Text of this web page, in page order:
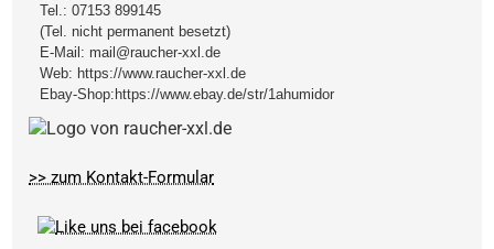
Tel.:07153 899145
(Tel. nicht permanent besetzt)
E-Mail: mail@raucher-xxl.de
Web: https://www.raucher-xxl.de
Ebay-Shop: https://www.ebay.de/str/1ahumidor
>> zum Kontakt-Formular